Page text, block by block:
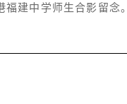
建中学师生合影留念。